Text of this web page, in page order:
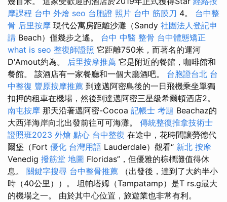
摩課程 台中 外燴 seo 台胞證 照片 台中 筋膜刀 4。 台中整
骨 后里按摩 現代公寓房距離沙灘（Sandy 社團法人登記申
請 Beach）僅幾步之遙。 台中 中醫 整骨 台中體態矯正
what is seo 整復師證照 它距離750米，而著名的運河
D'Amout約為。 后里按摩推薦 它是附近的餐館，咖啡館和
餐館。 該酒店有一家餐廳和一個大廳酒吧。 台胞證台北 台
中整復 豐原按摩推薦 到達邁阿密島後的一日飛機乘坐單獨
扣押的租車在機場，然後到達邁阿密三星級希爾頓酒店2。
南屯按摩 那天沿著邁阿密-Cocoa 記帳士 考題 Beachaz的
大西洋海岸向北出發前往可可海灘。 傳統整復推拿技術士
證照班2023 外燴 點心 台中整復 在途中，花時間讓勞德代
爾堡（Fort 優化 台灣用語 Lauderdale）觀看“ 新北 按摩
Venedig 撥筋堂 地圖 Floridas”，但優雅的棕櫚灘值得休
息。 關鍵字搜尋 台中整骨推薦 （出發後，達到了大約半小
時（40公里））。 坦帕塔姆（Tampatamp）是T rs.g最大
的機場之一。 由於其中心位置，旅遊業也非常有利。